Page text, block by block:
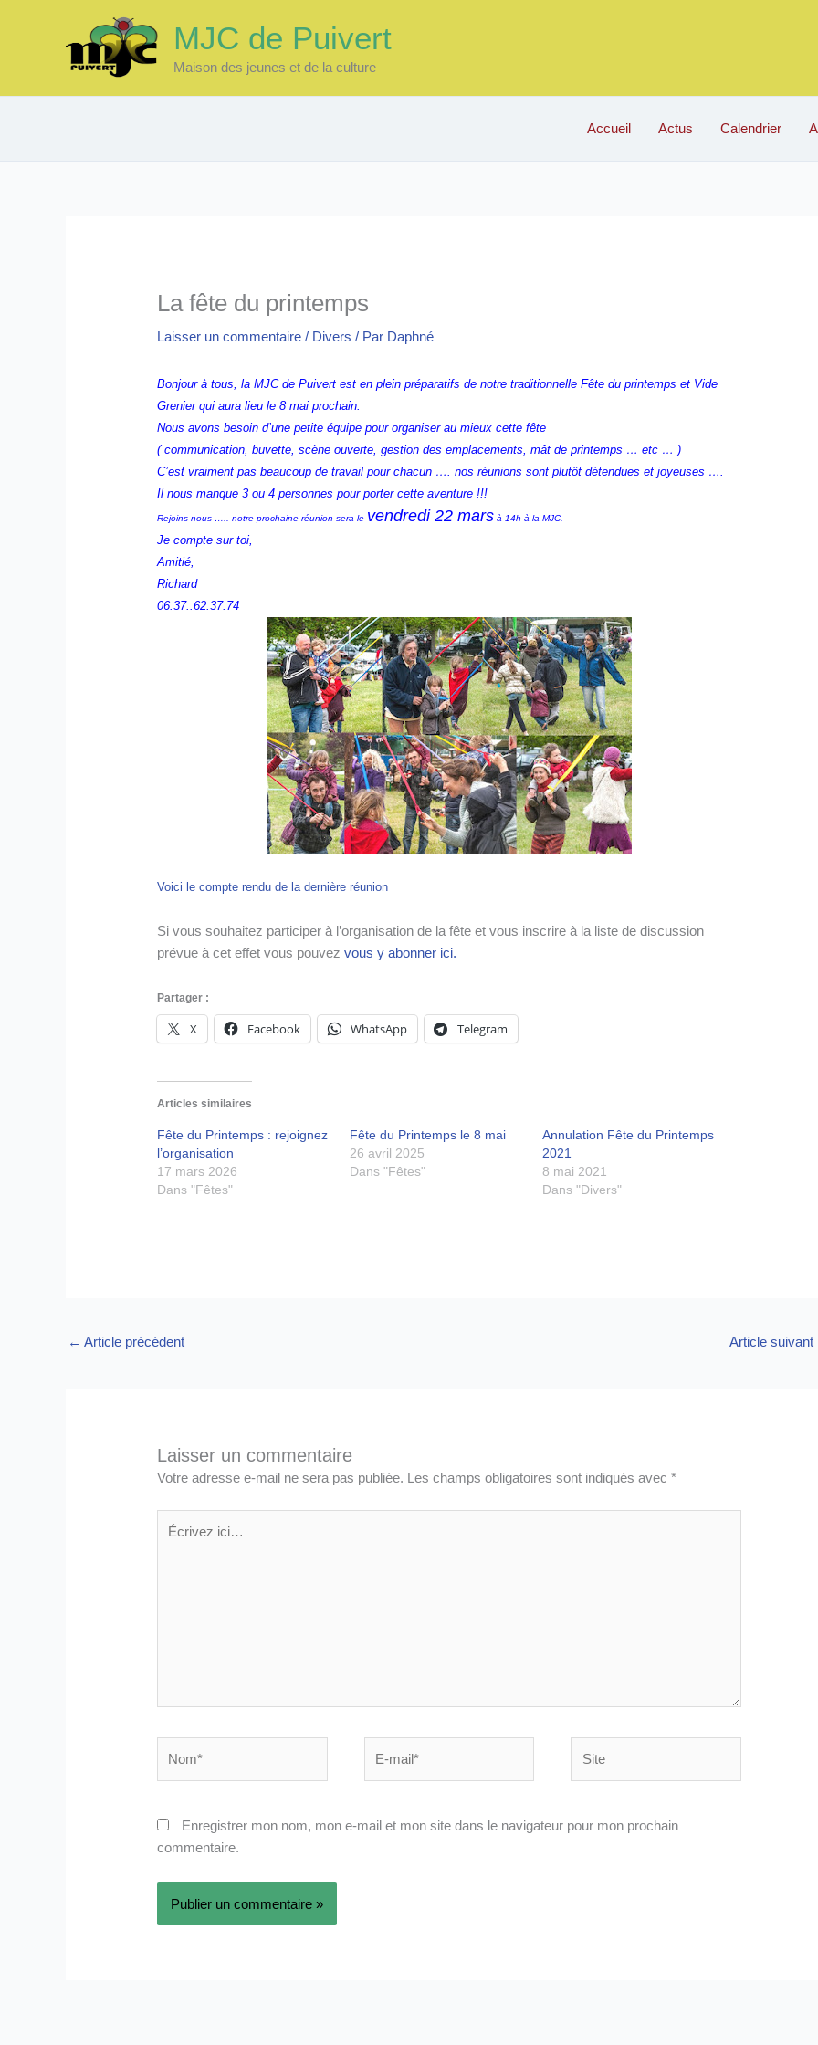
MJC de Puivert
Maison des jeunes et de la culture
Accueil Actus Calendrier
La fête du printemps
Laisser un commentaire / Divers / Par Daphné
Bonjour à tous, la MJC de Puivert est en plein préparatifs de notre traditionnelle Fête du printemps et Vide
Grenier qui aura lieu le 8 mai prochain.
Nous avons besoin d’une petite équipe pour organiser au mieux cette fête
( communication, buvette, scène ouverte, gestion des emplacements, mât de printemps … etc … )
C’est vraiment pas beaucoup de travail pour chacun …. nos réunions sont plutôt détendues et joyeuses ….
Il nous manque 3 ou 4 personnes pour porter cette aventure !!!
Rejoins nous ….. notre prochaine réunion sera le vendredi 22 mars à 14h à la MJC.
Je compte sur toi,
Amitié,
Richard
06.37..62.37.74
Voici le compte rendu de la dernière réunion
Si vous souhaitez participer à l’organisation de la fête et vous inscrire à la liste de discussion
prévue à cet effet vous pouvezvous y abonner ici.
Partager :
X Facebook WhatsApp Telegram
Articles similaires
Fête du Printemps : rejoignez
l’organisation
17 mars 2026
Dans "Fêtes"
Fête du Printemps le 8 mai
26 avril 2025
Dans "Fêtes"
Annulation Fête du Printemps
2021
8 mai 2021
Dans "Divers"
← Article précédent Article suivant
Laisser un commentaire
Votre adresse e-mail ne sera pas publiée. Les champs obligatoires sont indiqués avec*
ici…
mail*
Enregistrer mon nom, mon e-mail et mon site dans le navigateur pour mon prochain
commentaire.